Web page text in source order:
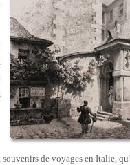
souvenirs de voyages en Italie,